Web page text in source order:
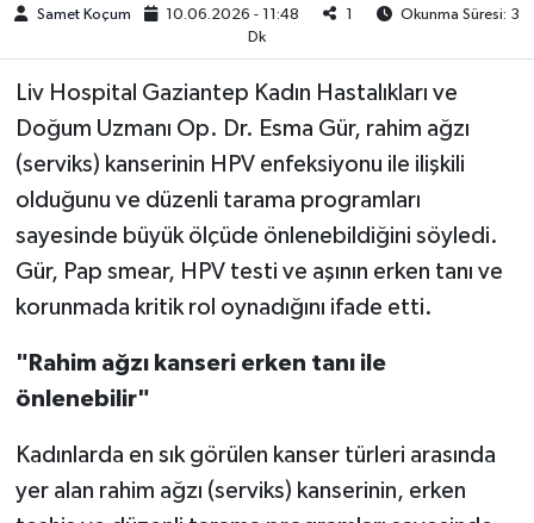
Samet Koçum 10.06.2026 - 11:48 1
Okunma Süresi: 3
Dk
Liv Hospital Gaziantep Kadın Hastalıkları ve
Doğum Uzmanı Op. Dr. Esma Gür, rahim ağzı
(serviks) kanserinin HPV enfeksiyonu ile ilişkili
olduğunu ve düzenli tarama programları
sayesinde büyük ölçüde önlenebildiğini söyledi.
Gür, Pap smear, HPV testi ve aşının erken tanı ve
korunmada kritik rol oynadığını ifade etti.
"Rahim ağzı kanseri erken tanı ile
önlenebilir"
Kadınlarda en sık görülen kanser türleri arasında
yer alan rahim ağzı (serviks) kanserinin, erken
Siyaset
Teknoloji
Türkiye
Video Haber
Yaşam
Yeme-İçme